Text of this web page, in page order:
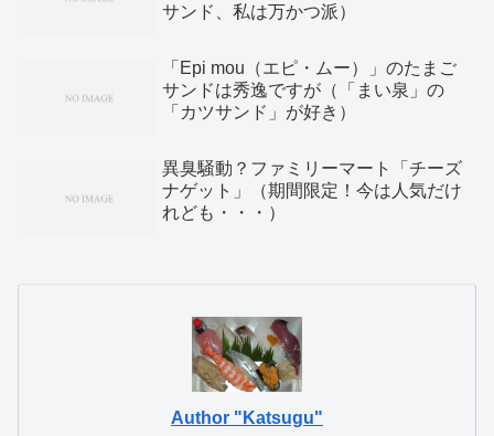
サンド、私は万かつ派）
「Epi mou（エピ・ムー）」のたまご
サンドは秀逸ですが（「まい泉」の
「カツサンド」が好き）
異臭騒動？ファミリーマート「チーズ
ナゲット」（期間限定！今は人気だけ
れども・・・）
Author "Katsugu"